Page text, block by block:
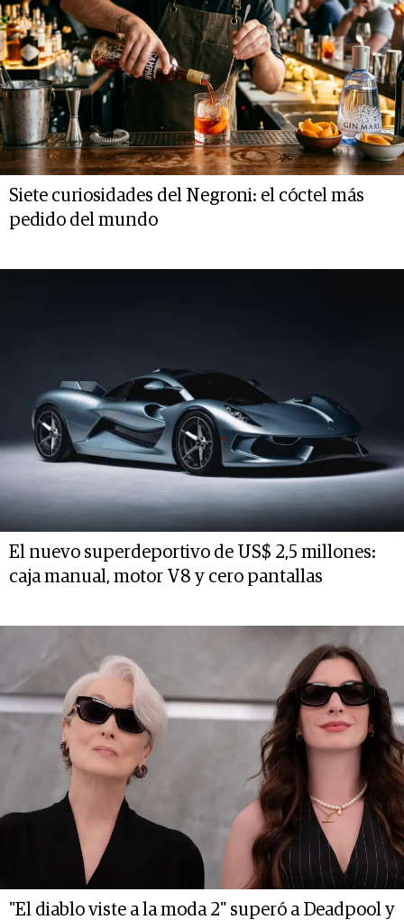
Siete curiosidades del Negroni: el cóctel más
pedido del mundo
El nuevo superdeportivo de US$ 2,5 millones:
caja manual, motor V8 y cero pantallas
"El diablo viste a la moda 2" superó a Deadpool y